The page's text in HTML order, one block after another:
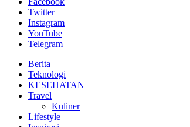
Twitter
Instagram
YouTube
Telegram
Berita
Teknologi
KESEHATAN
Travel
Kuliner
Lifestyle